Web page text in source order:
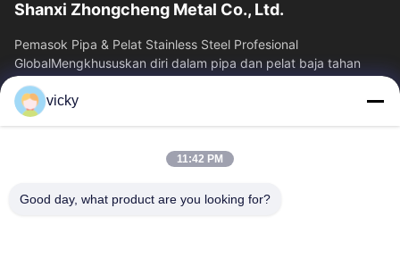
Shanxi Zhongcheng Metal Co., Ltd.
Pemasok Pipa & Pelat Stainless Steel Profesional
GlobalMengkhususkan diri dalam pipa dan pelat baja tahan
karat, memberikan solusi pasokan terpadu...
Tautan Cepat
Wisata Pabrik
Kontrol Kualitas
Hubungi Kami
vicky
11:42 PM
Good day, what product are you looking for?